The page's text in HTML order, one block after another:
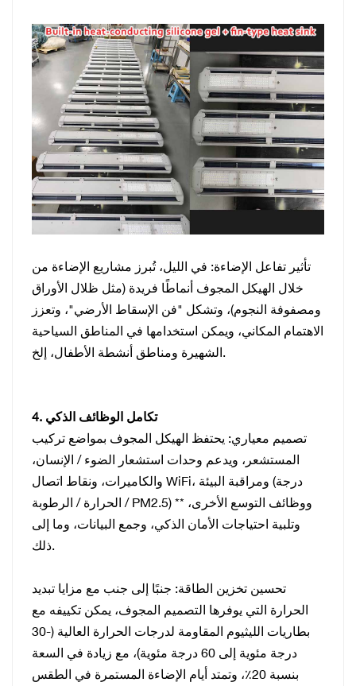
تأثير تفاعل الإضاءة: في الليل، تُبرز مشاريع الإضاءة من
خلال الهيكل المجوف أنماطًا فريدة (مثل ظلال الأوراق
ومصفوفة النجوم)، وتشكل "فن الإسقاط الأرضي"، وتعزز
الاهتمام المكاني، ويمكن استخدامها في المناطق السياحية
الشهيرة ومناطق أنشطة الأطفال، إلخ.
4. تكامل الوظائف الذكي
تصميم معياري: يحتفظ الهيكل المجوف بمواضع تركيب
المستشعر، ويدعم وحدات استشعار الضوء / الإنسان،
والكاميرات، ونقاط اتصال WiFi، ومراقبة البيئة (درجة
الحرارة / الرطوبة / PM2.5) ** ووظائف التوسع الأخرى،
وتلبية احتياجات الأمان الذكي، وجمع البيانات، وما إلى
ذلك.
تحسين تخزين الطاقة: جنبًا إلى جنب مع مزايا تبديد
الحرارة التي يوفرها التصميم المجوف، يمكن تكييفه مع
بطاريات الليثيوم المقاومة لدرجات الحرارة العالية (-30
درجة مئوية إلى 60 درجة مئوية)، مع زيادة في السعة
بنسبة 20٪، وتمتد أيام الإضاءة المستمرة في الطقس